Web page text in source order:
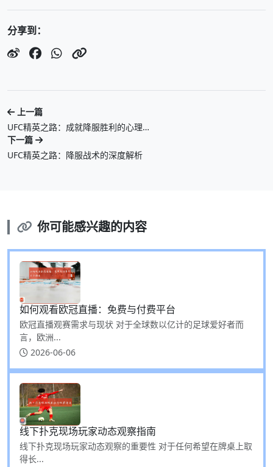
分享到：
上一篇
UFC精英之路：成就降服胜利的心理…
下一篇
UFC精英之路：降服战术的深度解析
你可能感兴趣的内容
如何观看欧冠直播：免费与付费平台
欧冠直播观赛需求与现状 对于全球数以亿计的足球爱好者而
言，欧洲...
2026-06-06
线下扑克现场玩家动态观察指南
线下扑克现场玩家动态观察的重要性 对于任何希望在牌桌上取
得长...